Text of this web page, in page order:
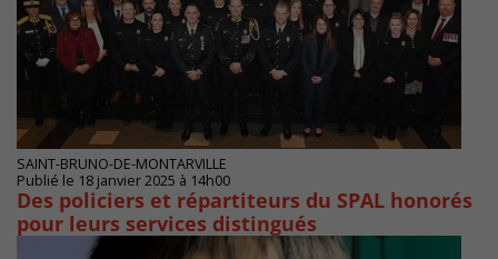
SAINT-BRUNO-DE-MONTARVILLE
Publié le 18 janvier 2025 à 14h00
Des policiers et répartiteurs du SPAL honorés
pour leurs services distingués